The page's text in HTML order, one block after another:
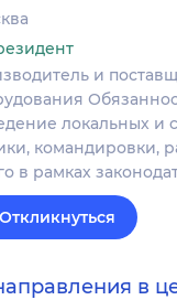
и
локальных и
командировки,
в рамках
Откликнуться
в